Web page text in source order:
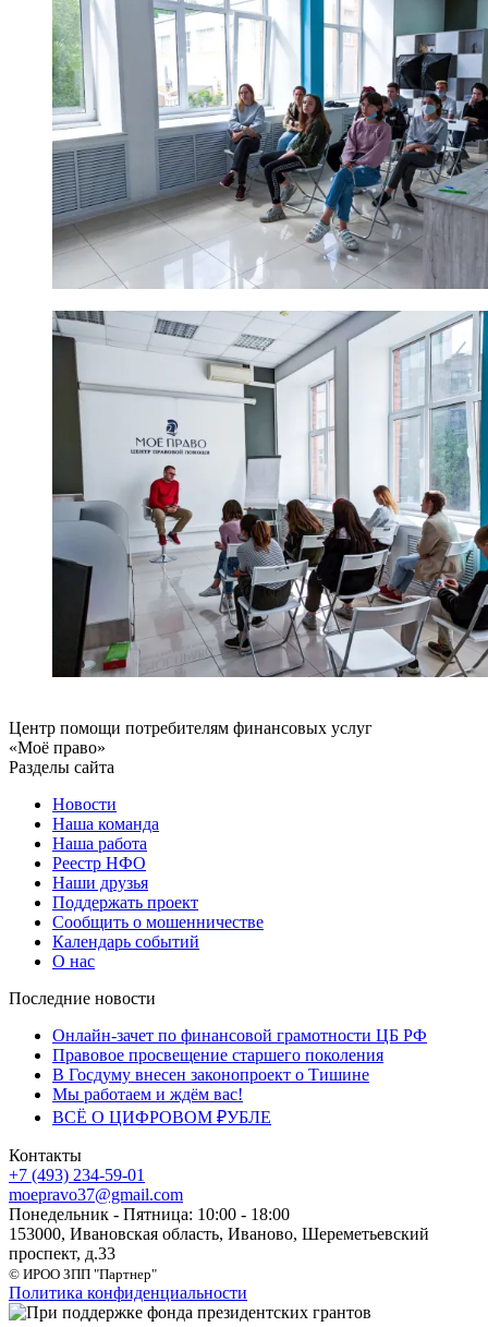
Центр помощи потребителям финансовых услуг
«Моё право»
Разделы сайта
Новости
Наша команда
Наша работа
Реестр НФО
Наши друзья
Поддержать проект
Сообщить о мошенничестве
Календарь событий
О нас
Последние новости
Онлайн-зачет по финансовой грамотности ЦБ РФ
Правовое просвещение старшего поколения
В Госдуму внесен законопроект о Тишине
Мы работаем и ждём вас!
ВСЁ О ЦИФРОВОМ ₽УБЛЕ
Контакты
+7 (493) 234-59-01
moepravo37@gmail.com
Понедельник - Пятница: 10:00 - 18:00
153000, Ивановская область, Иваново, Шереметьевский
проспект, д.33
© ИРОО ЗПП "Партнер"
Политика конфиденциальности